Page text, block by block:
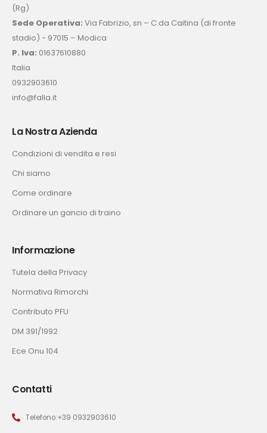
(Rg)
Sede Operativa: Via Fabrizio, sn – C.da Caitina (di fronte
stadio) - 97015 – Modica
P. Iva: 01637610880
Italia
0932903610
info@falla.it
La Nostra Azienda
Condizioni di vendita e resi
Chi siamo
Come ordinare
Ordinare un gancio di traino
Informazione
Tutela della Privacy
Normativa Rimorchi
Contributo PFU
DM 391/1992
Ece Onu 104
Contatti
Telefono:+39 0932903610